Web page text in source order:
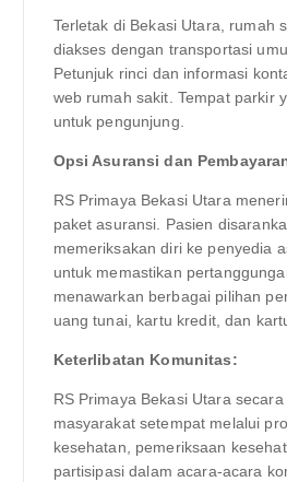
Terletak di Bekasi Utara, rumah
diakses dengan transportasi
Petunjuk rinci dan informasi
web rumah sakit. Tempat parkir
untuk pengunjung.
Opsi Asuransi dan
RS Primaya Bekasi Utara
paket asuransi. Pasien
memeriksakan diri ke penyedia
untuk memastikan
menawarkan berbagai pilihan
uang tunai, kartu kredit, dan
Keterlibatan Komunitas:
RS Primaya Bekasi Utara
masyarakat setempat melalui
kesehatan, pemeriksaan
partisipasi dalam acara-acara